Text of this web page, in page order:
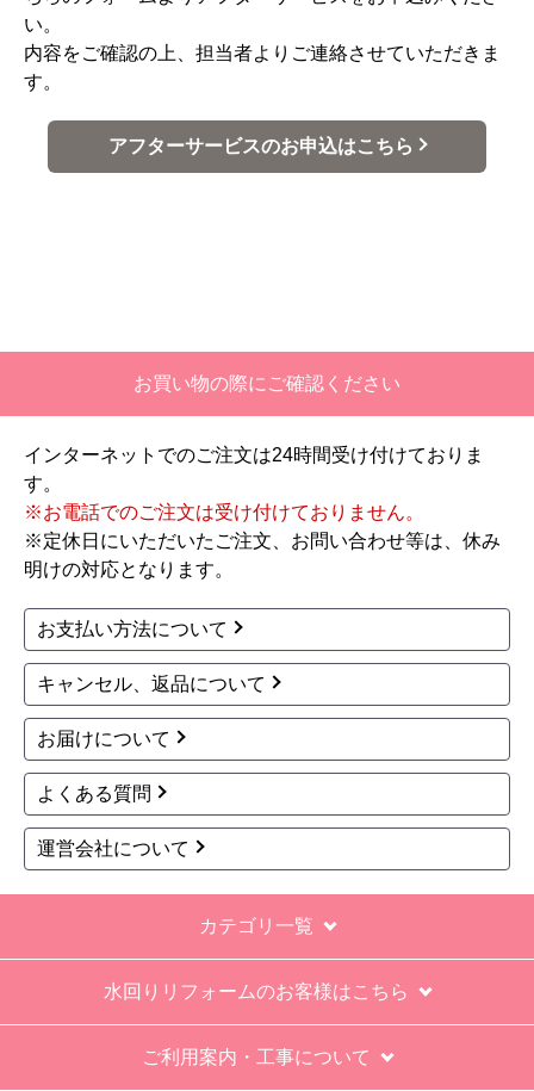
い。
内容をご確認の上、担当者よりご連絡させていただきま
す。
アフターサービスのお申込はこちら
お買い物の際にご確認ください
インターネットでのご注文は24時間受け付けておりま
す。
※お電話でのご注文は受け付けておりません。
※定休日にいただいたご注文、お問い合わせ等は、休み
明けの対応となります。
お支払い方法について
キャンセル、返品について
お届けについて
よくある質問
運営会社について
カテゴリ一覧
水回りリフォームのお客様はこちら
ご利用案内・工事について